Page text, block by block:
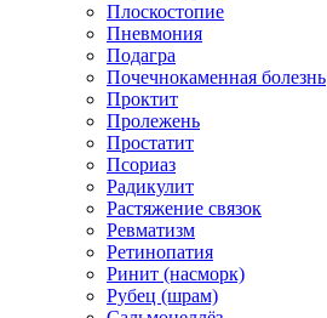
Плоскостопие
Пневмония
Подагра
Почечнокаменная болезнь
Проктит
Пролежень
Простатит
Псориаз
Радикулит
Растяжение связок
Ревматизм
Ретинопатия
Ринит (насморк)
Рубец (шрам)